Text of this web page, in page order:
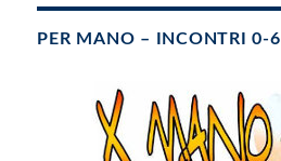
PER MANO – INCONTRI 0-6